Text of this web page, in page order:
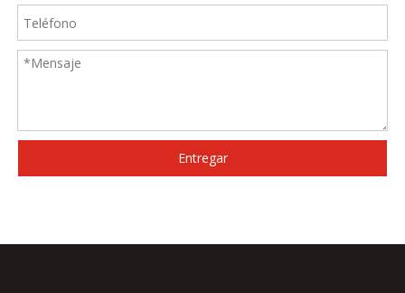
Entregar